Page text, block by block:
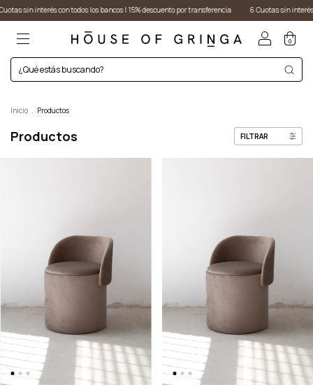
por transferencia 6 Cuotas sin interés con todos los bancos I 15% descuento por
0
Inicio . Productos
Productos FILTRAR